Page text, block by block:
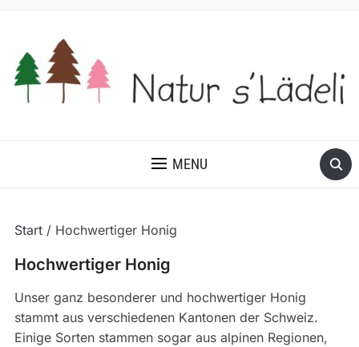
MENU
Start/ Hochwertiger Honig
Hochwertiger Honig
Unser ganz besonderer und hochwertiger Honig
stammt aus verschiedenen Kantonen der Schweiz.
Einige Sorten stammen sogar aus alpinen Regionen,